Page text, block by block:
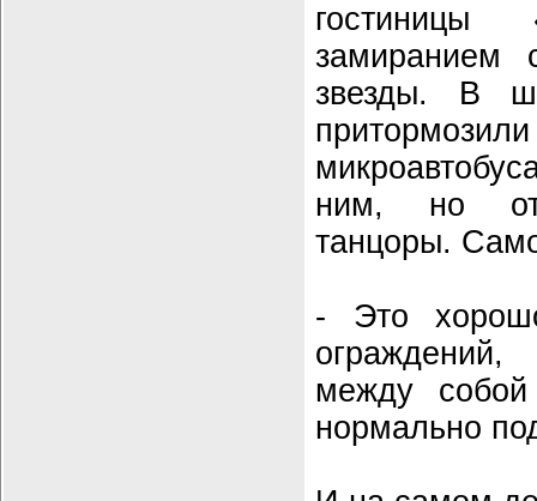
замиранием
звезды. В
ним, но
танцоры.
- Это
между
нормально